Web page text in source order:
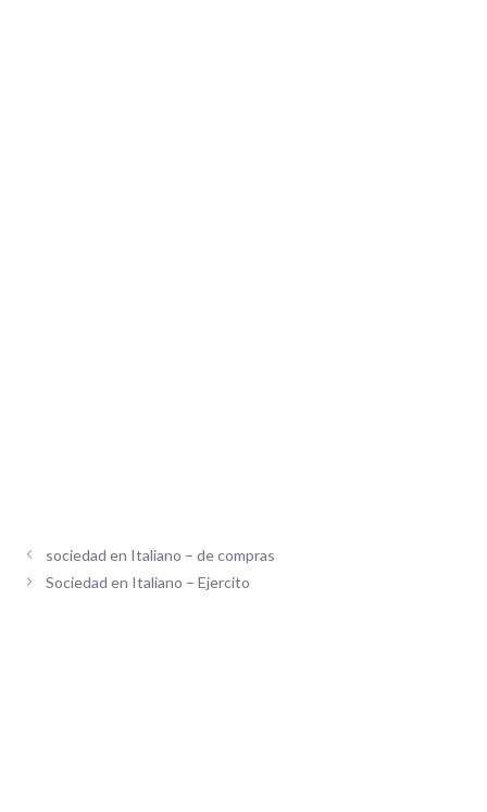
sociedad en Italiano – de compras
Sociedad en Italiano – Ejercito